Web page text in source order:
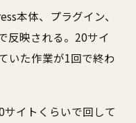
本体、プラグイン、
反映される。20サイ
いた作業が1回で終わ
イトくらいで回して